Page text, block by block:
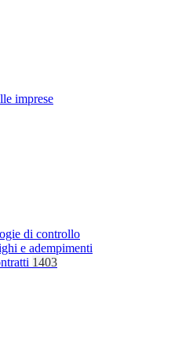
imprese
di controllo
e adempimenti
1403